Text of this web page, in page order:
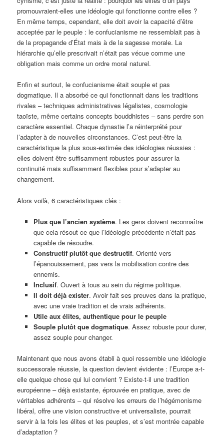
promouvraient-elles une idéologie qui fonctionne contre elles ?
En même temps, cependant, elle doit avoir la capacité d’être
acceptée par le peuple : le confucianisme ne ressemblait pas à
de la propagande d’État mais à de la sagesse morale. La
hiérarchie qu’elle prescrivait n’était pas vécue comme une
obligation mais comme un ordre moral naturel.
Enfin et surtout, le confucianisme était souple et pas
dogmatique. Il a absorbé ce qui fonctionnait dans les traditions
rivales – techniques administratives légalistes, cosmologie
taoïste, même certains concepts bouddhistes – sans perdre son
caractère essentiel. Chaque dynastie l’a réinterprété pour
l’adapter à de nouvelles circonstances. C’est peut-être la
caractéristique la plus sous-estimée des idéologies réussies :
elles doivent être suffisamment robustes pour assurer la
continuité mais suffisamment flexibles pour s’adapter au
changement.
Alors voilà, 6 caractéristiques clés :
Plus que l’ancien système. Les gens doivent reconnaître
que cela résout ce que l’idéologie précédente n’était pas
capable de résoudre.
Constructif plutôt que destructif. Orienté vers
l’épanouissement, pas vers la mobilisation contre des
ennemis.
Inclusif. Ouvert à tous au sein du régime politique.
Il doit déjà exister. Avoir fait ses preuves dans la pratique,
avec une vraie tradition et de vrais adhérents.
Utile aux élites, authentique pour le peuple
Souple plutôt que dogmatique. Assez robuste pour durer,
assez souple pour changer.
Maintenant que nous avons établi à quoi ressemble une idéologie
successorale réussie, la question devient évidente : l’Europe a-t-
elle quelque chose qui lui convient ? Existe-t-il une tradition
européenne – déjà existante, éprouvée en pratique, avec de
véritables adhérents – qui résolve les erreurs de l’hégémonisme
libéral, offre une vision constructive et universaliste, pourrait
servir à la fois les élites et les peuples, et s’est montrée capable
d’adaptation ?